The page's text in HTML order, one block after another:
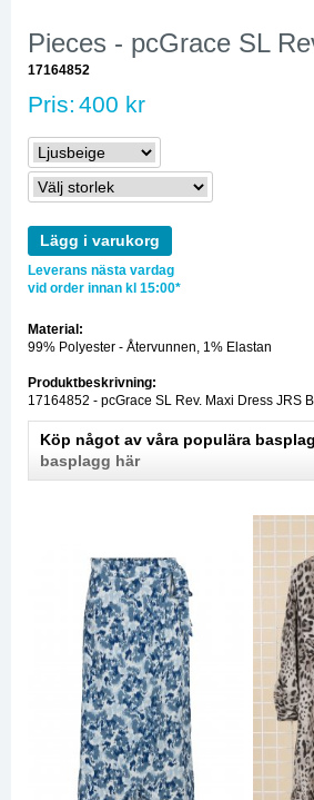
Pieces - pcGrace SL
17164852
Pris: 400 kr
Lägg i varukorg
Leverans nästa vardag
vid order innan kl 15:00*
Material:
99% Polyester - Återvunnen, 1% Elastan
Produktbeskrivning:
17164852 - pcGrace SL Rev. Maxi Dress JRS
Köp något av våra populära
basplagg här